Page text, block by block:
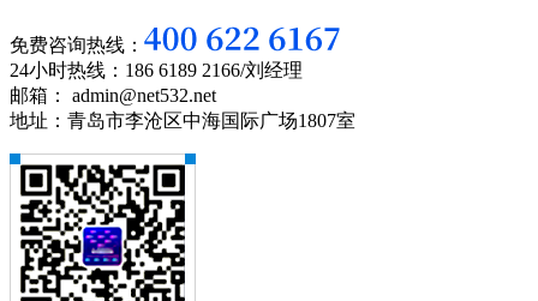
免费咨询热线：
24小时热线：186 6189 2166/刘经理
邮箱： admin@net532.net
地址：青岛市李沧区中海国际广场1807室